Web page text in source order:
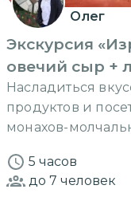
Олег
Экскурсия
овечий сыр +
Насладиться
продуктов и
монахов-
5 часов
до 7 человек